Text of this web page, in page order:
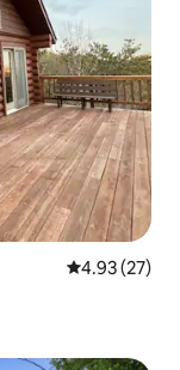
คะแนนเฉลี่ย
4.93 (27)